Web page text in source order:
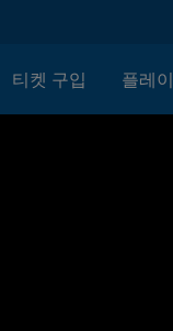
티켓 구입 플레이